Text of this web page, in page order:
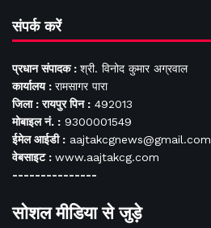
संपर्क करें
प्रधान संपादक : श्री. विनोद कुमार अग्रवाल
कार्यालय : रामसागर पारा
जिला : रायपुर पिन : 492013
मोबाइल नं. : 9300001549
ईमेल आईडी : aajtakcgnews@gmail.com
वेबसाइट : www.aajtakcg.com
---------------
सोशल मीडिया से जुड़े